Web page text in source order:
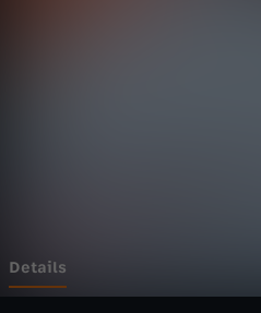
t
Details